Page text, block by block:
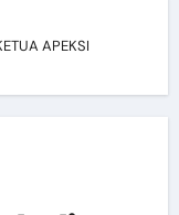
APEKSI